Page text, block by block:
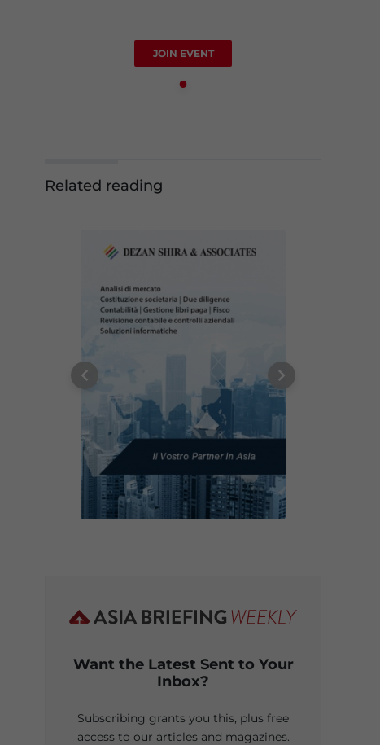
JOIN EVENT
Related reading
Want the Latest Sent to Your
Inbox?
Subscribing grants you this, plus free
access to our articles and magazines.